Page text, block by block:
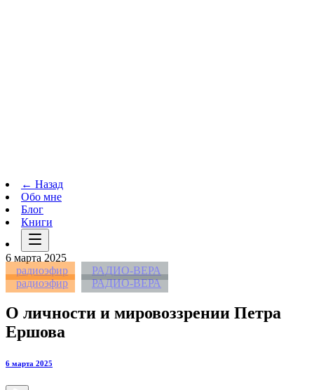
← Назад
Обо мне
Блог
Книги
6 марта 2025
радиоэфир
РАДИО-ВЕРА
радиоэфир
РАДИО-ВЕРА
О личности и мировоззрении Петра
Ершова
6 марта 2025